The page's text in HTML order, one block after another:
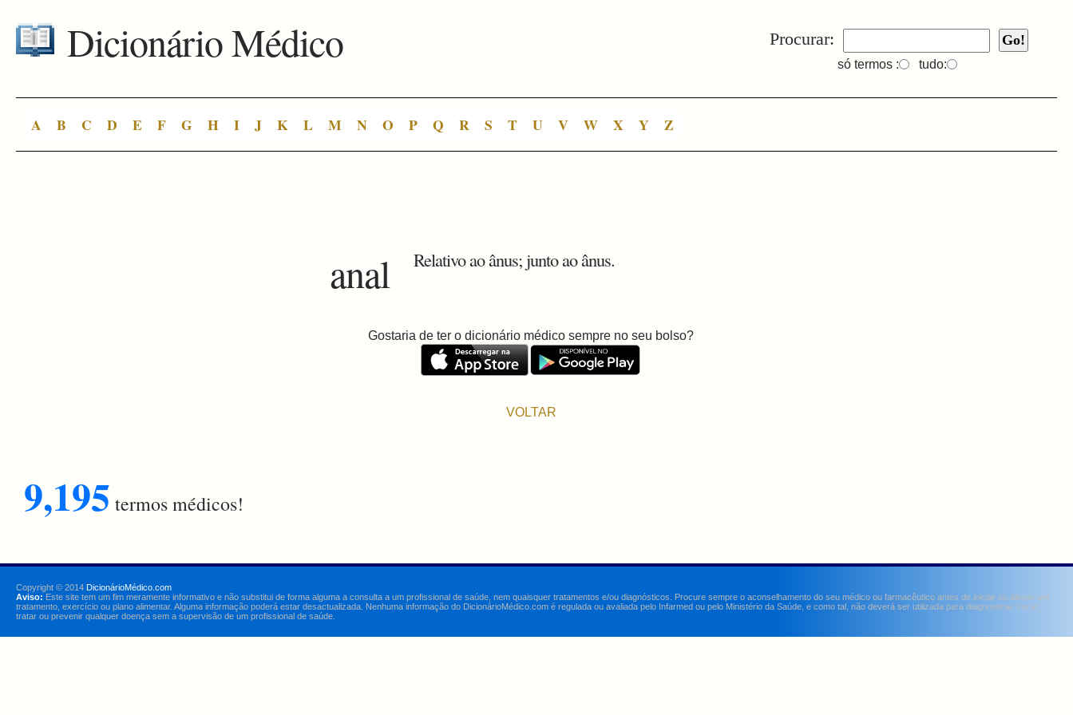
Procurar:
só termos : tudo:
Dicionário Médico
A B C D E F G H I J K L M N O P Q R S T U V W X Y Z
anal Relativo ao ânus; junto ao ânus.
Gostaria de ter o dicionário médico sempre no seu bolso?
VOLTAR
9,195 termos médicos!
Copyright © 2014 DicionárioMédico.com
Aviso: Este site tem um fim meramente informativo e não substitui de forma alguma a consulta a um profissional de saúde, nem quaisquer tratamentos e/ou diagnósticos. Procure sempre o aconselhamento do seu médico ou farmacêutico antes de iniciar ou alterar um
tratamento, exercício ou plano alimentar. Alguma informação poderá estar desactualizada. Nenhuma informação do DicionárioMédico.com é regulada ou avaliada pelo Infarmed ou pelo Ministério da Saúde, e como tal, não deverá ser utilizada para diagnosticar, curar,
tratar ou prevenir qualquer doença sem a supervisão de um profissional de saúde.